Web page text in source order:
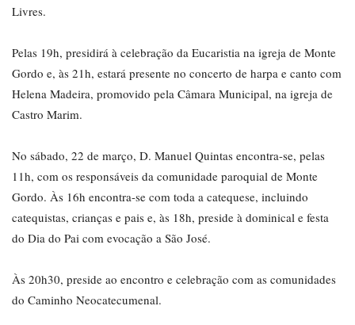
Livres.
Pelas 19h, presidirá à celebração da Eucaristia na igreja de Monte
Gordo e, às 21h, estará presente no concerto de harpa e canto com
Helena Madeira, promovido pela Câmara Municipal, na igreja de
Castro Marim.
No sábado, 22 de março, D. Manuel Quintas encontra-se, pelas
11h, com os responsáveis da comunidade paroquial de Monte
Gordo. Às 16h encontra-se com toda a catequese, incluindo
catequistas, crianças e pais e, às 18h, preside à dominical e festa
do Dia do Pai com evocação a São José.
Às 20h30, preside ao encontro e celebração com as comunidades
do Caminho Neocatecumenal.